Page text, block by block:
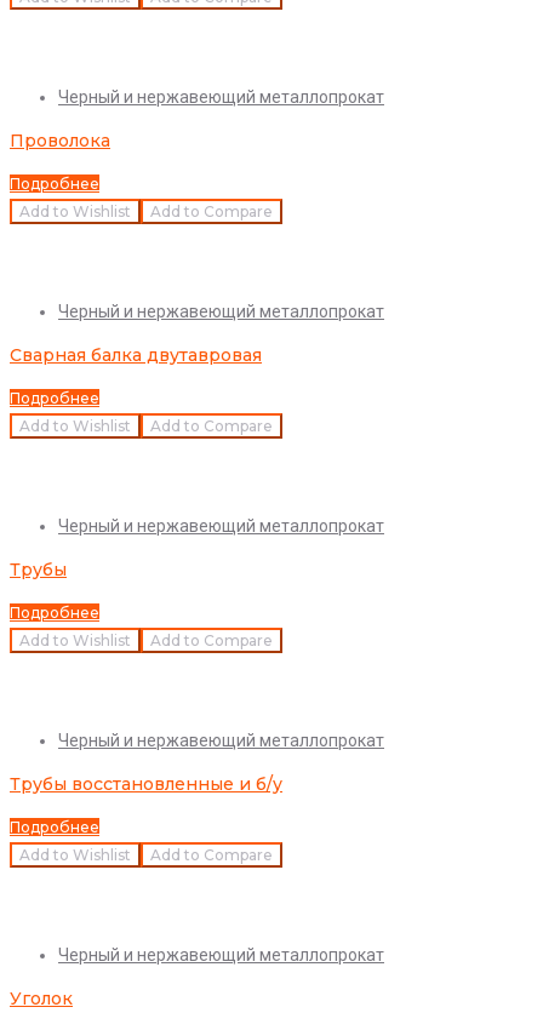
Черный и нержавеющий металлопрокат
Проволока
Подробнее
Add to Wishlist
Add to Compare
Черный и нержавеющий металлопрокат
Сварная балка двутавровая
Подробнее
Add to Wishlist
Add to Compare
Черный и нержавеющий металлопрокат
Трубы
Подробнее
Add to Wishlist
Add to Compare
Черный и нержавеющий металлопрокат
Трубы восстановленные и б/у
Подробнее
Add to Wishlist
Add to Compare
Черный и нержавеющий металлопрокат
Уголок